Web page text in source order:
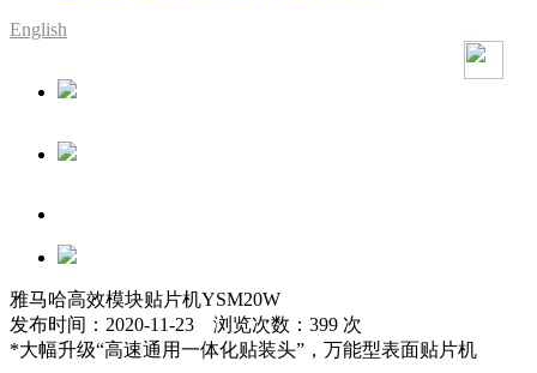
English
YAMAHA代理
雅马哈高效模块贴片机YSM20W
发布时间：2020-11-23 浏览次数：399 次
*大幅升级“高速通用一体化贴装头”，万能型表面贴片机